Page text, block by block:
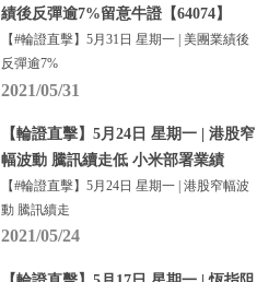
績後反彈逾7%留意牛證【64074】
【#輪證直擊】5月31日 星期一 | 美團業績後
反彈逾7%
2021/05/31
【輪證直擊】5月24日 星期一 | 港股窄
幅波動 騰訊續走低 小米部署業績
【#輪證直擊】5月24日 星期一 | 港股窄幅波
動 騰訊續走
2021/05/24